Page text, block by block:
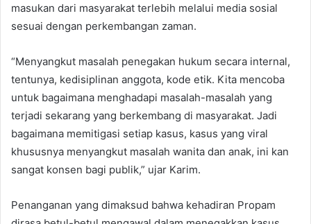
masukan dari masyarakat terlebih melalui media sosial
sesuai dengan perkembangan zaman.
“Menyangkut masalah penegakan hukum secara internal,
tentunya, kedisiplinan anggota, kode etik. Kita mencoba
untuk bagaimana menghadapi masalah-masalah yang
terjadi sekarang yang berkembang di masyarakat. Jadi
bagaimana memitigasi setiap kasus, kasus yang viral
khususnya menyangkut masalah wanita dan anak, ini kan
sangat konsen bagi publik,” ujar Karim.
Penanganan yang dimaksud bahwa kehadiran Propam